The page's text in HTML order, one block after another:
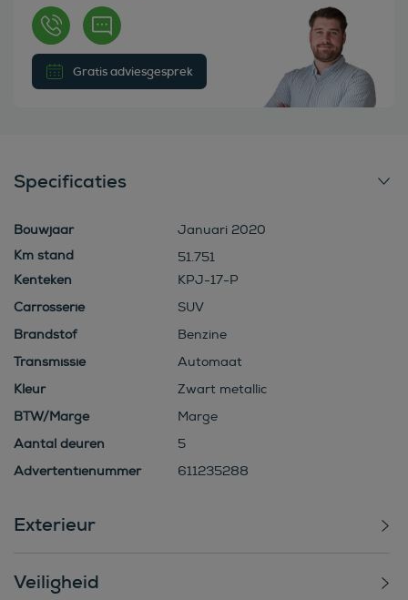
Gratis adviesgesprek
Specificaties
Bouwjaar
Januari 2020
51.751
Kenteken
KPJ-17-P
Carrosserie
SUV
Brandstof
Benzine
Transmissie
Automaat
Kleur
Zwart metallic
BTW/Marge
Marge
Aantal deuren
5
Advertentienummer
611235288
Exterieur
Veiligheid